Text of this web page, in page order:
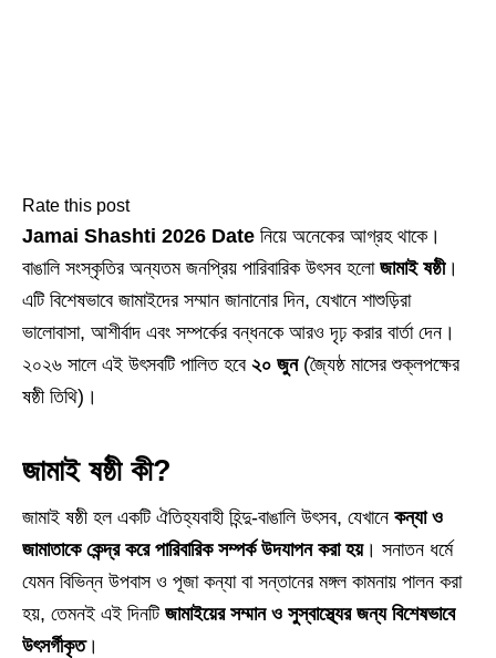
Rate this post
Jamai Shashti 2026 Date নিয়ে অনেকের আগ্রহ থাকে।
বাঙালি সংস্কৃতির অন্যতম জনপ্রিয় পারিবারিক উৎসব হলো জামাই ষষ্ঠী।
এটি বিশেষভাবে জামাইদের সম্মান জানানোর দিন, যেখানে শাশুড়িরা
ভালোবাসা, আশীর্বাদ এবং সম্পর্কের বন্ধনকে আরও দৃঢ় করার বার্তা দেন।
২০২৬ সালে এই উৎসবটি পালিত হবে ২০ জুন(জ্যৈষ্ঠ মাসের শুক্লপক্ষের
ষষ্ঠী তিথি)।
জামাই ষষ্ঠী কী?
জামাই ষষ্ঠী হল একটি ঐতিহ্যবাহী হিন্দু-বাঙালি উৎসব, যেখানে কন্যা ও
জামাতাকে কেন্দ্র করে পারিবারিক সম্পর্ক উদযাপন করা হয়। সনাতন ধর্মে
যেমন বিভিন্ন উপবাস ও পূজা কন্যা বা সন্তানের মঙ্গল কামনায় পালন করা
হয়, তেমনই এই দিনটি জামাইয়ের সম্মান ও সুস্বাস্থ্যের জন্য বিশেষভাবে
উৎসর্গীকৃত।